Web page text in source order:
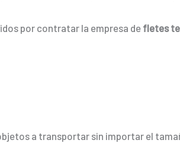
por contratar la empresa de fletes
a transportar sin importar el